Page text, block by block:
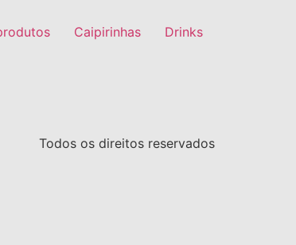
Caipirinhas Drinks
Todos os direitos reservados